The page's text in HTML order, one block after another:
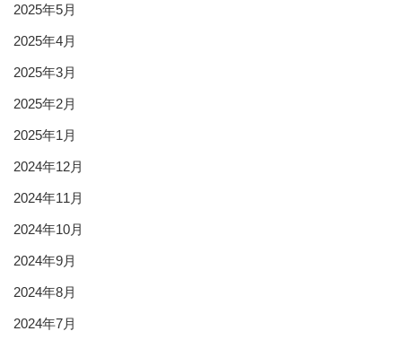
2025年5月
2025年4月
2025年3月
2025年2月
2025年1月
2024年12月
2024年11月
2024年10月
2024年9月
2024年8月
2024年7月